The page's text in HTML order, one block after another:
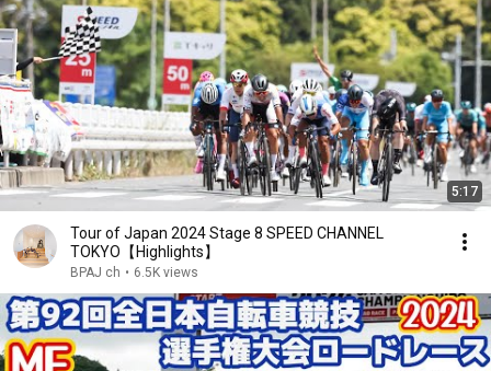
5:17
Tour of Japan 2024 Stage 8 SPEED CHANNEL
TOKYO【Highlights】
BPAJ ch • 6.5K views